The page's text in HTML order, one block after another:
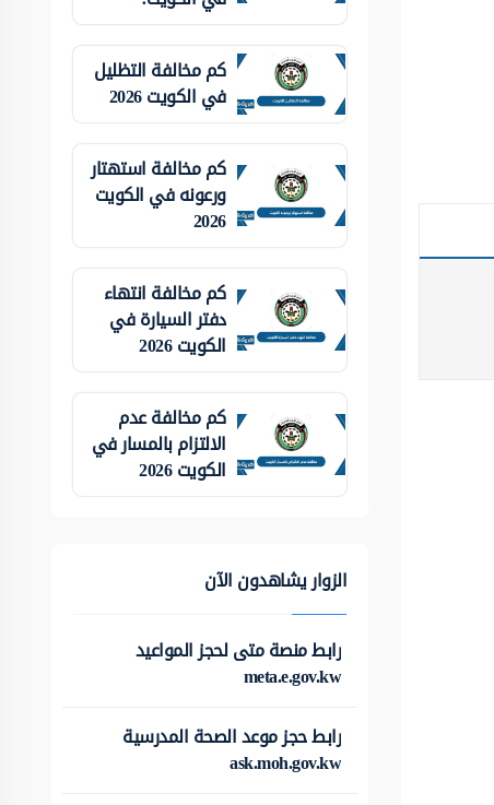
كم مخالفة التظليل
في الكويت 2026
كم مخالفة استهتار
ورعونه في الكويت
2026
كم مخالفة انتهاء
دفتر السيارة في
الكويت 2026
كم مخالفة عدم
الالتزام بالمسار في
الكويت 2026
الزوار يشاهدون الآن
رابط منصة متى لحجز المواعيد
meta.e.gov.kw
رابط حجز موعد الصحة المدرسية
ask.moh.gov.kw